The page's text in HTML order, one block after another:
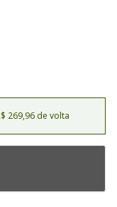
269,96 de volta